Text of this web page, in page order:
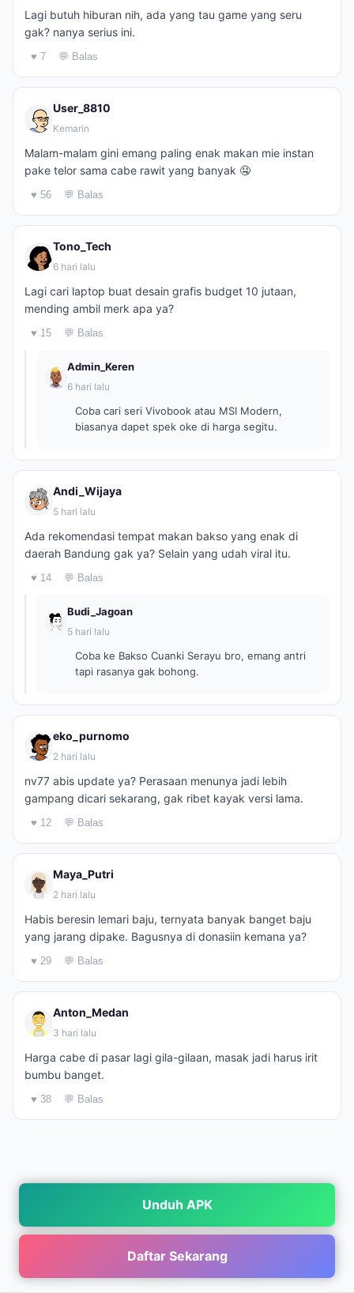
Lagi butuh hiburan nih, ada yang tau game yang seru
gak? nanya serius ini.
♥ 7 💬 Balas
User_8810
Kemarin
Malam-malam gini emang paling enak makan mie instan
pake telor sama cabe rawit yang banyak 🤤
♥ 56 💬 Balas
Tono_Tech
6 hari lalu
Lagi cari laptop buat desain grafis budget 10 jutaan,
mending ambil merk apa ya?
♥ 15 💬 Balas
Admin_Keren
6 hari lalu
Coba cari seri Vivobook atau MSI Modern,
biasanya dapet spek oke di harga segitu.
Andi_Wijaya
5 hari lalu
Ada rekomendasi tempat makan bakso yang enak di
daerah Bandung gak ya? Selain yang udah viral itu.
♥ 14 💬 Balas
Budi_Jagoan
5 hari lalu
Coba ke Bakso Cuanki Serayu bro, emang antri
tapi rasanya gak bohong.
eko_purnomo
2 hari lalu
nv77 abis update ya? Perasaan menunya jadi lebih
gampang dicari sekarang, gak ribet kayak versi lama.
♥ 12 💬 Balas
Maya_Putri
2 hari lalu
Habis beresin lemari baju, ternyata banyak banget baju
yang jarang dipake. Bagusnya di donasiin kemana ya?
♥ 29 💬 Balas
Anton_Medan
3 hari lalu
Harga cabe di pasar lagi gila-gilaan, masak jadi harus irit
bumbu banget.
♥ 38 💬 Balas
Unduh APK
Daftar Sekarang